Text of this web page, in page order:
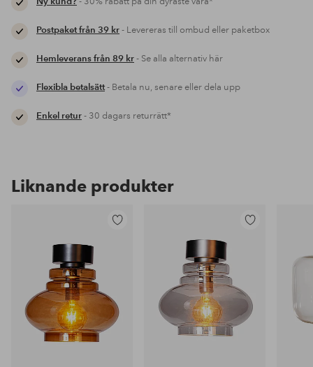
Postpaket från 39 kr- Levereras till ombud eller paketbox
Hemleverans från 89 kr- Se alla alternativ här
Flexibla betalsätt- Betala nu, senare eller dela upp
Enkel retur- 30 dagars returrätt*
Liknande produkter